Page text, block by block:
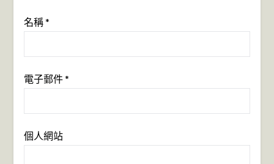
名稱*
電子郵件*
個人網站